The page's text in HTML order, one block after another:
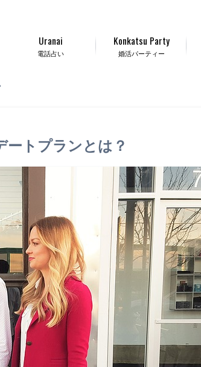
電話占い
Uranai
婚活パーティー
Konkatsu Party
ートプランとは？